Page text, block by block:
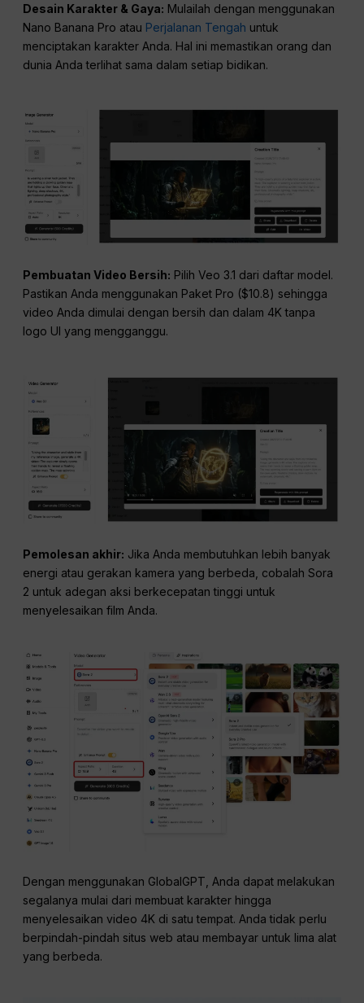
Desain Karakter & Gaya: Mulailah dengan menggunakan
Nano Banana Pro atau Perjalanan Tengah untuk
menciptakan karakter Anda. Hal ini memastikan orang dan
dunia Anda terlihat sama dalam setiap bidikan.
Pembuatan Video Bersih: Pilih Veo 3.1 dari daftar model.
Pastikan Anda menggunakan Paket Pro ($10.8) sehingga
video Anda dimulai dengan bersih dan dalam 4K tanpa
logo UI yang mengganggu.
Pemolesan akhir: Jika Anda membutuhkan lebih banyak
energi atau gerakan kamera yang berbeda, cobalah Sora
2 untuk adegan aksi berkecepatan tinggi untuk
menyelesaikan film Anda.
Dengan menggunakan GlobalGPT, Anda dapat melakukan
segalanya mulai dari membuat karakter hingga
menyelesaikan video 4K di satu tempat. Anda tidak perlu
berpindah-pindah situs web atau membayar untuk lima alat
yang berbeda.